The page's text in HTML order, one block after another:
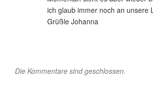
ich glaub immer noch an unsere
Grüßle Johanna
Die Kommentare sind geschlossen.